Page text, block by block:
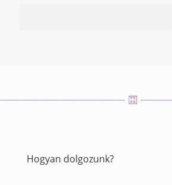
Hogyan dolgozunk?